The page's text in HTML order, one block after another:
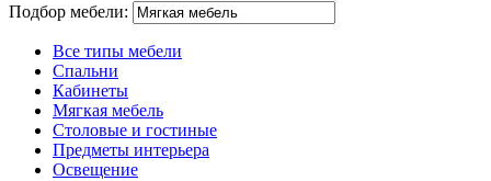
Подбор мебели:
Все типы мебели
Спальни
Кабинеты
Мягкая мебель
Столовые и гостиные
Предметы интерьера
Освещение